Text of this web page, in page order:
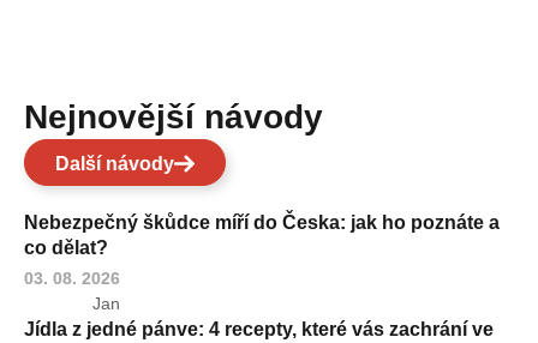
Nejnovější návody
Další návody
Nebezpečný škůdce míří do Česka: jak ho poznáte a
co dělat?
03. 08. 2026
Jan
Jídla z jedné pánve: 4 recepty, které vás zachrání ve